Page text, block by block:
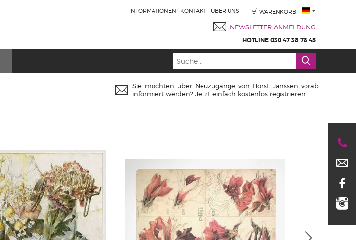
INFORMATIONEN KONTAKT ÜBER UNS WARENKORB
NEWSLETTER ANMELDUNG
HOTLINE 030 47 38 78 45
Sie möchten über Neuzugänge von Horst Janssen vorab
informiert werden? Jetzt einfach kostenlos registrieren!